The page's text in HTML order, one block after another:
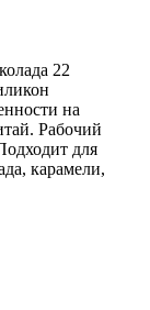
22
на
Рабочий
для
карамели,